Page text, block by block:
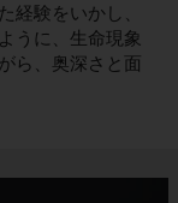
経験をいかし、
うに、生命現象
ら、奥深さと面